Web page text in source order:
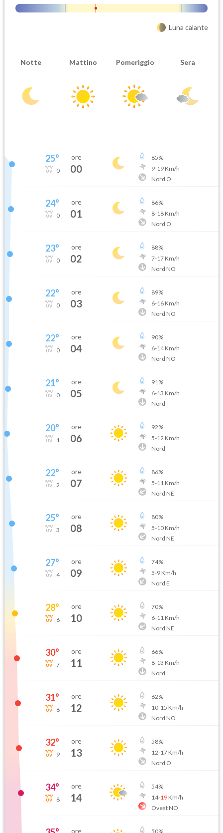
Luna calante
Notte Mattino Pomeriggio Sera
25°
0
ore
00
85%
9-19Km/h
Nord O
24°
0
ore
01
86%
8-18Km/h
Nord O
23°
0
ore
02
88%
7-17Km/h
Nord NO
22°
0
ore
03
89%
6-16Km/h
Nord NO
22°
0
ore
04
90%
6-14Km/h
Nord NO
21°
0
ore
05
91%
6-13 Km/h
Nord
20°
1
ore
06
92%
5-12 Km/h
Nord
22°
2
ore
07
86%
5-11 Km/h
Nord NE
25°
3
ore
08
80%
5-10Km/h
Nord NE
27°
4
ore
09
74%
5-9Km/h
Nord E
28°
6
ore
10
70%
6-11 Km/h
Nord NE
30°
7
ore
11
66%
8-13 Km/h
Nord
31°
8
ore
12
62%
10-15 Km/h
Nord NO
32°
9
ore
13
58%
12-17Km/h
Nord O
34°
8
ore
14
54%
14-19Km/h
Ovest NO
ore 50%